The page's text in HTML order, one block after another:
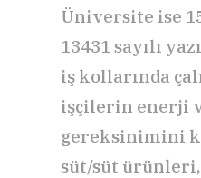
Üniversite ise
13431 sayılı
iş kollarında
işçilerin enerji
gereksinimini
süt/süt